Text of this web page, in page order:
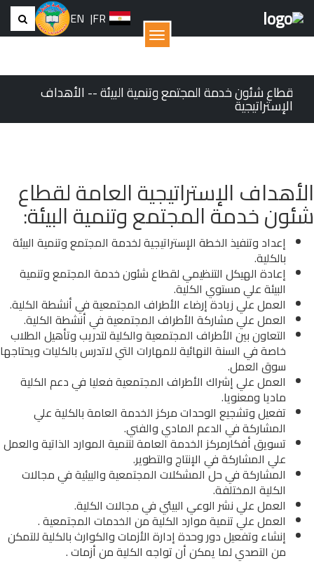
EN |FR
القائمة
قطاع شئون خدمة المجتمع وتنمية البيئة -- الأهداف
الإستراتيجية
الأهداف الإستراتيجية العامة لقطاع
شئون خدمة المجتمع وتنمية البيئة:
إعداد وتنفيذ الخطة الإستراتيجية لخدمة المجتمع وتنمية البيئة
بالكلية.
إعادة الهيكل التنظيمي لقطاع شئون خدمة المجتمع وتنمية
البيئة علي مستوي الكلية.
العمل علي زيادة إرضاء الأطراف المجتمعية في أنشطة الكلية.
العمل علي مشاركة الأطراف المجتمعية في أنشطة الكلية.
التعاون بين الأطراف المجتمعية والكلية لتدريب وتأهيل الطلاب
خاصة في السنة النهائية للمهارات التي لاتدرس بالكليات ويحتاجها
سوق العمل.
العمل علي إشراك الأطراف المجتمعية فعليا في دعم الكلية
ماديا ومعنويا.
تفعيل وتشجيع الوحدات مركز الخدمة العامة بالكلية علي
المشاركة في الدعم المادي والفني.
تسويق أفكارمركز الخدمة العامة لتنمية الموارد الذاتية والعمل
علي المشاركة في الإنتاج والتطوير.
المشاركة في حل المشكلات المجتمعية والبيئية في مجالات
الكلية المختلفة.
العمل علي نشر الوعي البيئي في مجالات الكلية.
العمل علي تنمية موارد الكلية من الخدمات المجتمعية .
إنشاء وتفعيل دور وحدة إدارة الأزمات والكوارث بالكلية للتمكن
من التصدي لما يمكن أن تواجه الكلية من أزمات .